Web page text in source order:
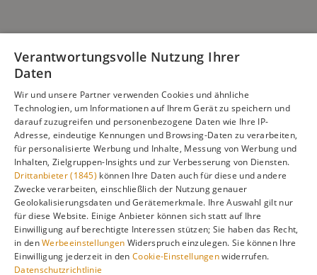
Verantwortungsvolle Nutzung Ihrer
Daten
Wir und unsere Partner verwenden Cookies und ähnliche
Technologien, um Informationen auf Ihrem Gerät zu speichern und
darauf zuzugreifen und personenbezogene Daten wie Ihre IP-
Adresse, eindeutige Kennungen und Browsing-Daten zu verarbeiten,
für personalisierte Werbung und Inhalte, Messung von Werbung und
Inhalten, Zielgruppen-Insights und zur Verbesserung von Diensten.
Drittanbieter (1845) können Ihre Daten auch für diese und andere
Zwecke verarbeiten, einschließlich der Nutzung genauer
Geolokalisierungsdaten und Gerätemerkmale. Ihre Auswahl gilt nur
für diese Website. Einige Anbieter können sich statt auf Ihre
Einwilligung auf berechtigte Interessen stützen; Sie haben das Recht,
in denWerbeeinstellungen Widerspruch einzulegen. Sie können Ihre
Einwilligung jederzeit in denCookie-Einstellungenwiderrufen.
Datenschutzrichtlinie